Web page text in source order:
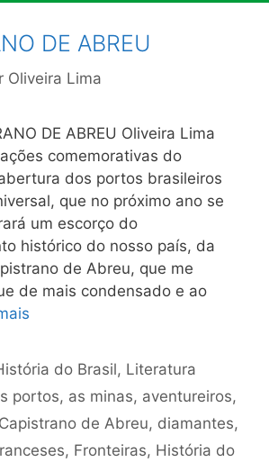
DE ABREU
Oliveira Lima
DE ABREU Oliveira Lima
comemorativas do
dos portos brasileiros
que no próximo ano se
um escorço do
histórico do nosso país, da
de Abreu, que me
de mais condensado e ao
do Brasil, Literatura
portos, as minas, aventureiros,
Capistrano de Abreu, diamantes,
, Fronteiras, História do